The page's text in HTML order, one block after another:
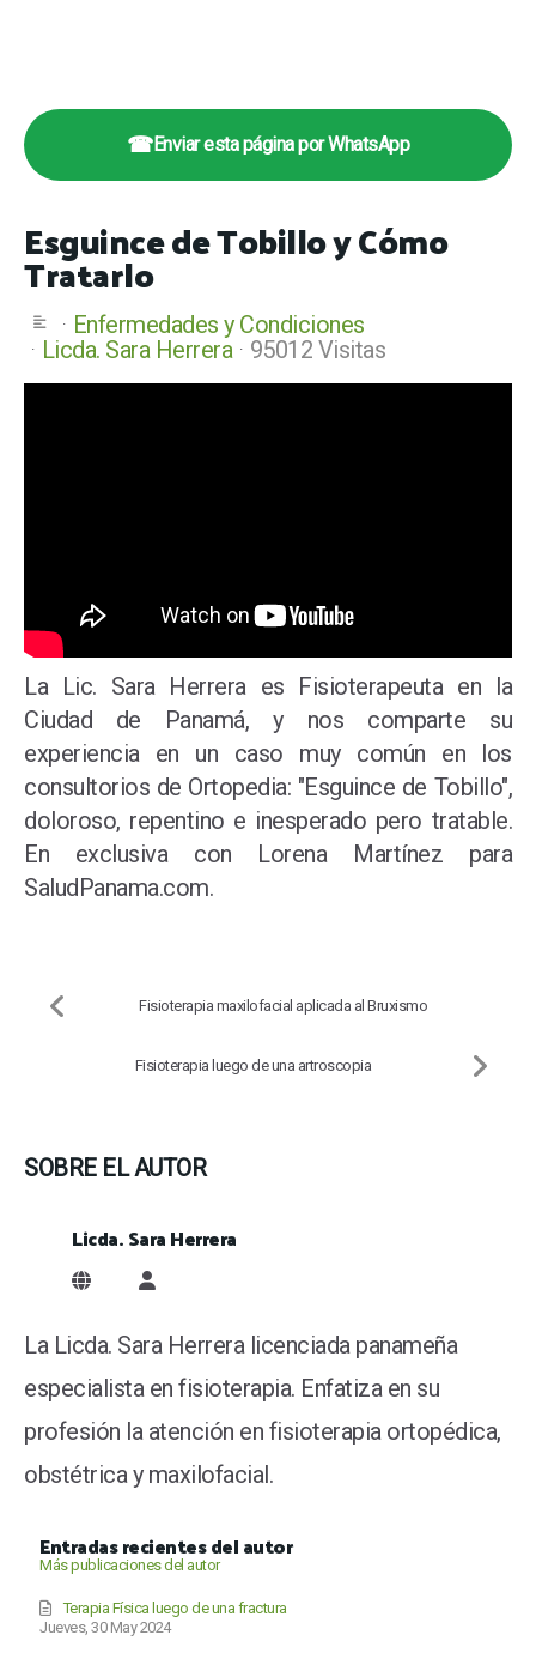
☎Enviar esta página por WhatsApp
Esguince de Tobillo y Cómo
Tratarlo
Enfermedades y Condiciones
Licda. Sara Herrera
95012 Visitas
La Lic. Sara Herrera es Fisioterapeuta en la
Ciudad de Panamá, y nos comparte su
experiencia en un caso muy común en los
consultorios de Ortopedia: "Esguince de Tobillo",
doloroso, repentino e inesperado pero tratable.
En exclusiva con Lorena Martínez para
SaludPanama.com.
Fisioterapia maxilofacial aplicada al Bruxismo
Fisioterapia luego de una artroscopia
SOBRE EL AUTOR
Licda. Sara Herrera
Licda. Sara Herrera
La Licda. Sara Herrera licenciada panameña
especialista en fisioterapia. Enfatiza en su
profesión la atención en fisioterapia ortopédica,
obstétrica y maxilofacial.
Entradas recientes del autor
Más publicaciones del autor
Jueves, 30 May 2024
Terapia Física luego de una fractura